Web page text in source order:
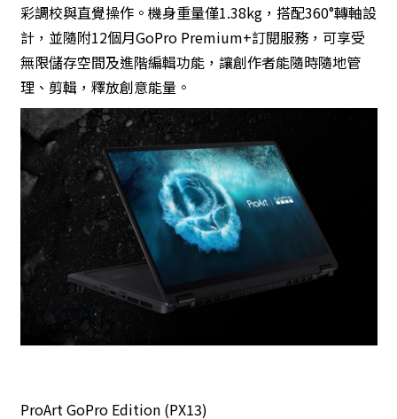
彩調校與直覺操作。機身重量僅1.38kg，搭配360°轉軸設
計，並隨附12個月GoPro Premium+訂閱服務，可享受
無限儲存空間及進階編輯功能，讓創作者能隨時隨地管
理、剪輯，釋放創意能量。
ProArt GoPro Edition (PX13)